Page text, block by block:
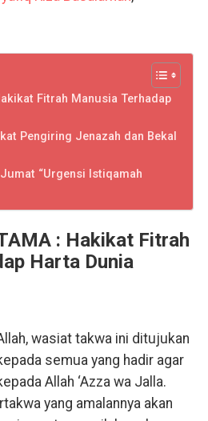
Fitrah Manusia Terhadap
Pengiring Jenazah dan Bekal
“Urgensi Istiqamah
: Hakikat Fitrah
Harta Dunia
wasiat takwa ini ditujukan
semua yang hadir agar
Allah ‘Azza wa Jalla.
yang amalannya akan